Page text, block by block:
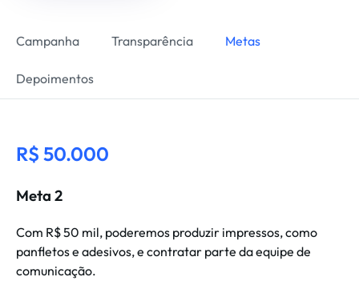
Campanha Transparência Metas
Depoimentos
R$ 50.000
Meta 2
Com R$ 50 mil, poderemos produzir impressos, como
panfletos e adesivos, e contratar parte da equipe de
comunicação.